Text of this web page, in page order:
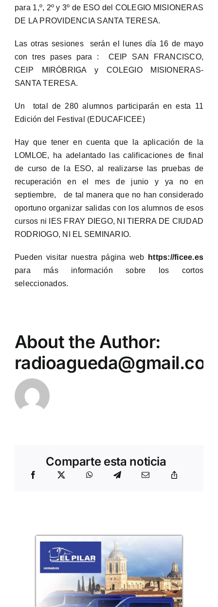
para 1,º, 2º y 3º de ESO del COLEGIO MISIONERAS
DE LA PROVIDENCIA SANTA TERESA.
Las otras sesiones serán el lunes día 16 de mayo
con tres pases para : CEIP SAN FRANCISCO,
CEIP MIRÓBRIGA y COLEGIO MISIONERAS-
SANTA TERESA.
Un total de 280 alumnos participarán en esta 11
Edición del Festival (EDUCAFICEE)
Hay que tener en cuenta que la aplicación de la
LOMLOE, ha adelantado las calificaciones de final
de curso de la ESO, al realizarse las pruebas de
recuperación en el mes de junio y ya no en
septiembre, de tal manera que no han considerado
oportuno organizar salidas con los alumnos de esos
cursos ni IES FRAY DIEGO, NI TIERRA DE CIUDAD
RODRIOGO, NI EL SEMINARIO.
Pueden visitar nuestra página web
https://ficee.es
para más información sobre los cortos
seleccionados.
About the Author:
Comparte esta noticia